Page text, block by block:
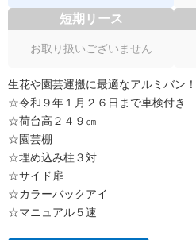
短期リース
お取り扱いございません
生花や園芸運搬に最適なアルミバン！
☆令和９年１月２６日まで車検付き
☆荷台高２４９㎝
☆園芸棚
☆埋め込み柱３対
☆サイド扉
☆カラーバックアイ
☆マニュアル５速